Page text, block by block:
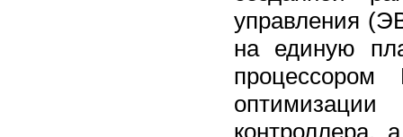
управления
на единую
контроллера,